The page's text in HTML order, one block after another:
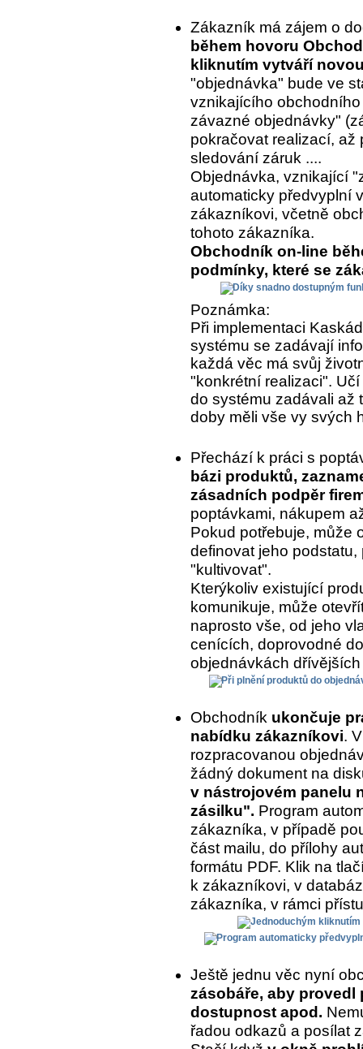
Zákazník má zájem o
během hovoru
kliknutím vytváří
"objednávka" bude ve
vznikajícího
závazné objednávky"
pokračovat realizací, až
sledování záruk ....
Objednávka, vznikající
automaticky předvyplní
zákazníkovi, včetně
tohoto zákazníka.
Obchodník on-line
podmínky, které se
Poznámka:
Při implementaci
systému se zadávají
každá věc má svůj
"konkrétní realizaci".
do systému zadávali až
doby měli vše vy svých
Přechází k práci s
bázi produktů,
zásadních podpěr
poptávkami, nákupem
Pokud potřebuje, může
definovat jeho
"kultivovat".
Kterýkoliv existující
komunikuje, může
naprosto vše, od jeho
cenících, doprovodné
objednávkách
Obchodník ukončuje
nabídku zákazníkovi.
rozpracovanou
žádný dokument na
v nástrojovém panelu
zásilku". Program
zákazníka, v případě
část mailu, do přílohy
formátu PDF. Klik na
k zákazníkovi, v
zákazníka, v rámci
Ještě jednu věc nyní
zásobáře, aby
dostupnost apod.
řadou odkazů a posílat